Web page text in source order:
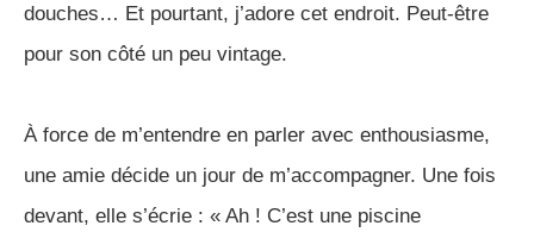
douches… Et pourtant, j’adore cet endroit. Peut-être
pour son côté un peu vintage.
À force de m’entendre en parler avec enthousiasme,
une amie décide un jour de m’accompagner. Une fois
devant, elle s’écrie : « Ah ! C’est une piscine